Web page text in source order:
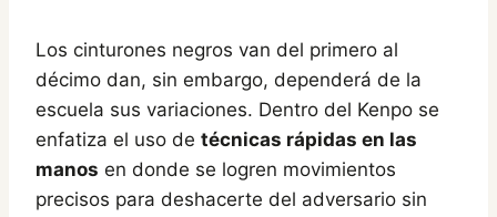
Los cinturones negros van del primero al
décimo dan, sin embargo, dependerá de la
escuela sus variaciones. Dentro del Kenpo se
enfatiza el uso de técnicas rápidas en las
manos en donde se logren movimientos
precisos para deshacerte del adversario sin